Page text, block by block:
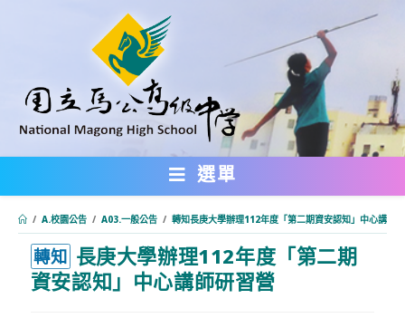
內
選單
/ A.校園公告 / A03.一般公告 / 轉知長庚大學辦理112年度「第二期資安認知」中心講師
轉知 長庚大學辦理112年度「第二期
資安認知」中心講師研習營